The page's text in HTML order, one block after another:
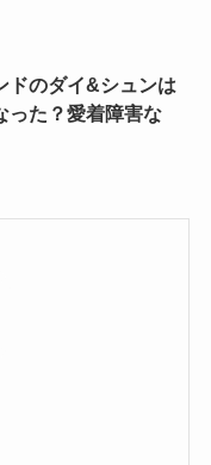
ドのダイ&シュンは
った？愛着障害な